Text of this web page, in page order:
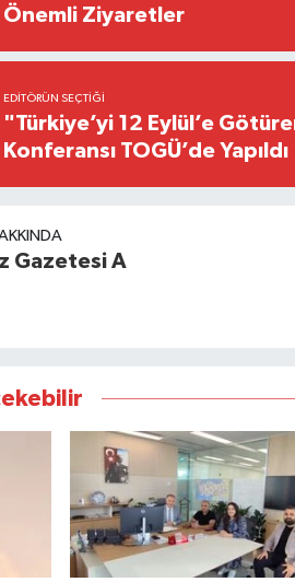
Önemli Ziyaretler
EDITÖRÜN SEÇTIĞI
"Türkiye’yi 12 Eylül’e
Konferansı TOGÜ’de Yapıldı
Gazetesi A